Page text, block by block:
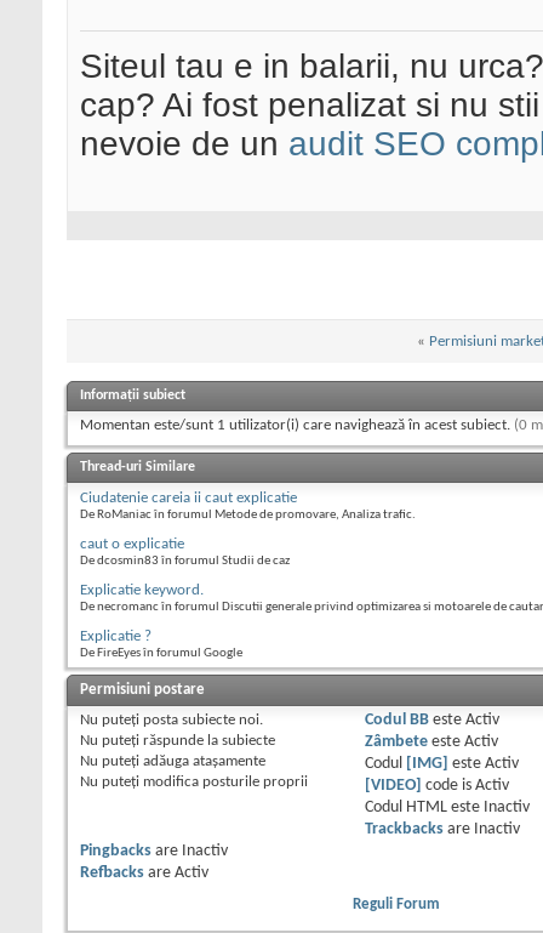
Siteul tau e in balarii, nu
cap? Ai fost penalizat si nu
nevoie de un audit SEO
« Permisiuni
Informații subiect
Momentan este/sunt 1 utilizator(i) care navighează în acest subiect. (0
Thread-uri Similare
Ciudatenie careia ii caut explicatie
De RoManiac în forumul Metode de promovare, Analiza trafic.
caut o explicatie
De dcosmin83 în forumul Studii de caz
Explicatie keyword.
De necromanc în forumul Discutii generale privind optimizarea si motoarele de
Explicatie ?
De FireEyes în forumul Google
Permisiuni postare
Nu puteţi posta subiecte noi.
Nu puteţi răspunde la subiecte
Nu puteţi adăuga ataşamente
Nu puteţi modifica posturile proprii
Codul BBeste Activ
Zâmbeteeste Activ
Codul
[IMG] este Activ
[VIDEO] code is Activ
Codul HTML este
Inactiv
Trackbacksare
Inactiv
Pingbacks are
Inactiv
Refbacks are Activ
Reguli Forum